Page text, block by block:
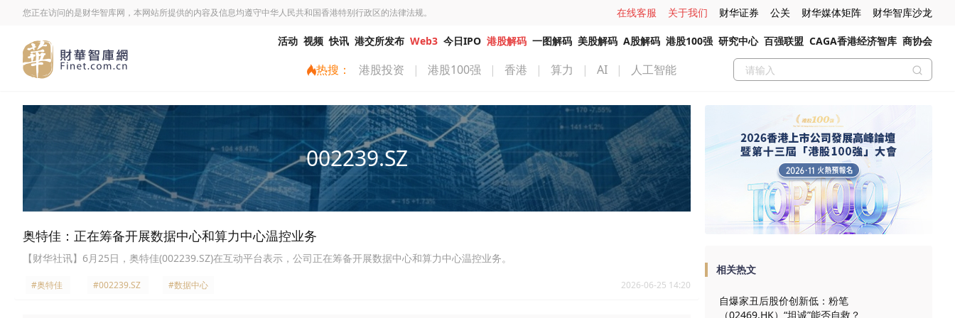
您正在访问的是财华智库网，本网站所提供的内容及信息均遵守中华人民共和国香港特别行政区的法律法规。 在线客服 关于我们 财华证券 公关 财华媒体矩阵 财华智库沙龙
活动 视频 快讯 港交所发布 Web3 今日IPO 港股解码 一图解码 美股解码 A股解码 港股100强 研究中心 百强联盟 CAGA香港经济智库 商协会
热搜： 港股投资 | 港股100强 | 香港 | 算力 | AI | 人工智能
002239.SZ
奥特佳：正在筹备开展数据中心和算力中心温控业务
【财华社讯】6月25日，奥特佳(002239.SZ)在互动平台表示，公司正在筹备开展数据中心和算力中心温控业务。
#奥特佳 #002239.SZ #数据中心 2026-06-25 14:20
相关热文
自爆家丑后股价创新低：粉笔
（02469.HK）“坦诚”能否自救？